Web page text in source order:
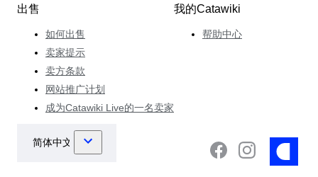
出售
如何出售
卖家提示
卖方条款
网站推广计划
成为Catawiki Live的一名卖家
我的Catawiki
帮助中心